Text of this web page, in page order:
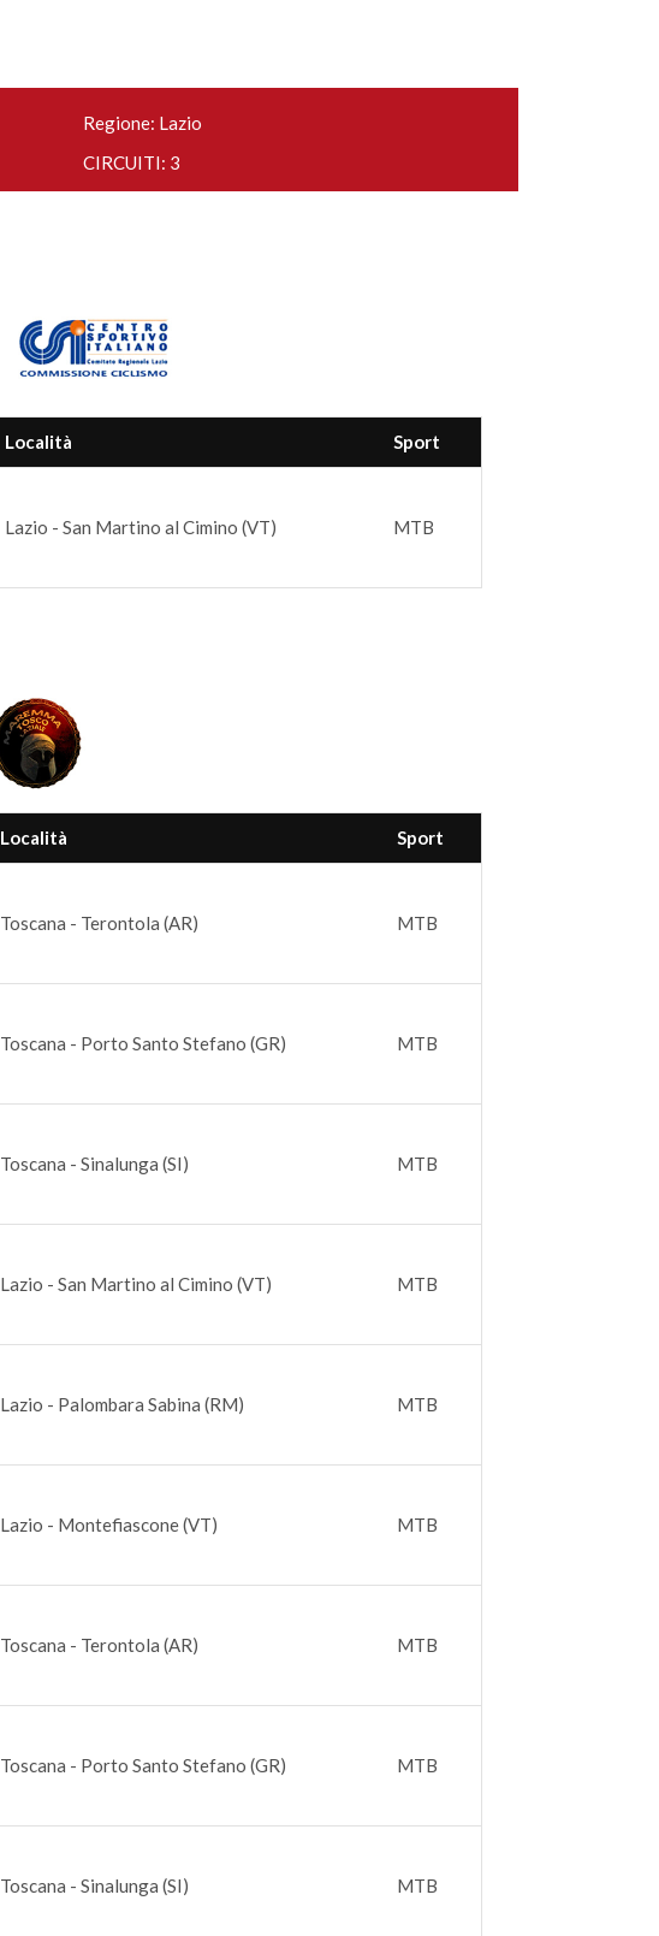
Regione: Lazio
CIRCUITI: 3
Località Sport
Lazio - San Martino al Cimino (VT) MTB
Località Sport
Toscana - Terontola (AR) MTB
Toscana - Porto Santo Stefano (GR) MTB
Toscana - Sinalunga (SI) MTB
Lazio - San Martino al Cimino (VT) MTB
Lazio - Palombara Sabina (RM) MTB
Lazio - Montefiascone (VT) MTB
Toscana - Terontola (AR) MTB
Toscana - Porto Santo Stefano (GR) MTB
Toscana - Sinalunga (SI) MTB